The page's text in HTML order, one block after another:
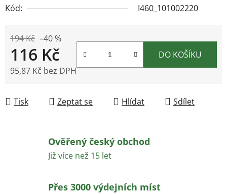
Kód:
I460_101002220
194 Kč –40 %
116 Kč
95,87 Kč bez DPH
DO KOŠÍKU
Tisk Zeptat se Hlídat Sdílet
Ověřený český obchod
Již více než 15 let
Přes 3000 výdejních míst